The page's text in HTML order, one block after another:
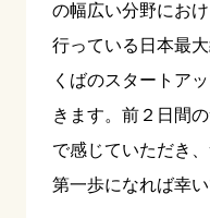
の幅広い分野にお
行っている日本最
くばのスタートア
きます。前２日間
で感じていただき
第一歩になれば幸い